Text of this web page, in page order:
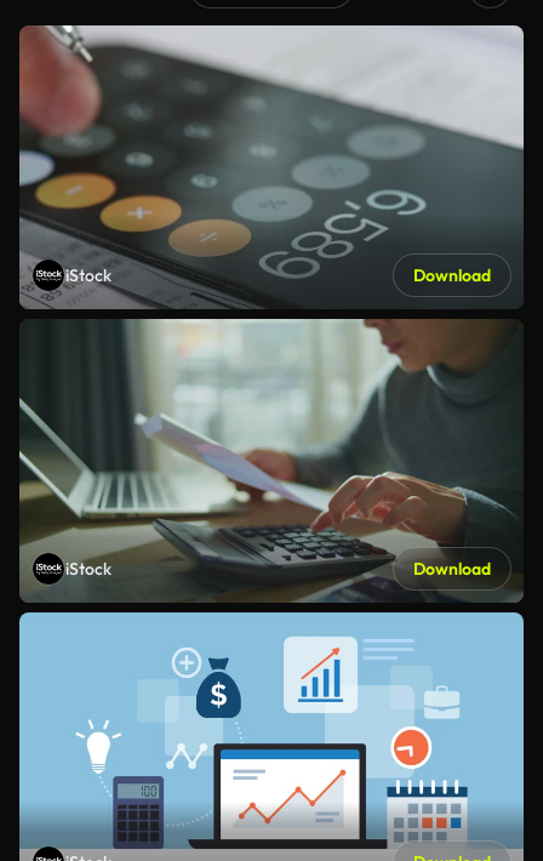
iStock Download
iStock Download